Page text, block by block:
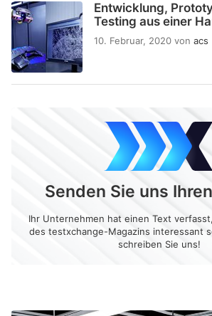
Entwicklung,
Testing aus einer
10. Februar, 2020 von acs
Senden Sie uns
Ihr Unternehmen hat einen Text
des testxchange-Magazins interessant
schreiben Sie uns!